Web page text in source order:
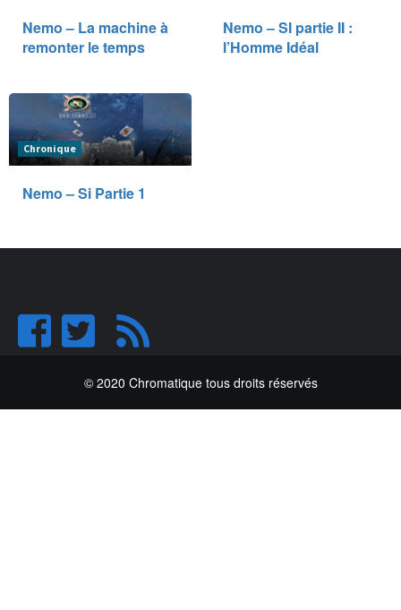
Nemo – La machine à
remonter le temps
Nemo – SI partie II :
l’Homme Idéal
Chronique
Nemo – Si Partie 1
© 2020 Chromatique tous droits réservés